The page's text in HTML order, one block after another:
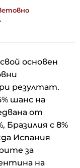
основен
резултат.
шанс на
от
Бразилия с 8%
Испания
за
на